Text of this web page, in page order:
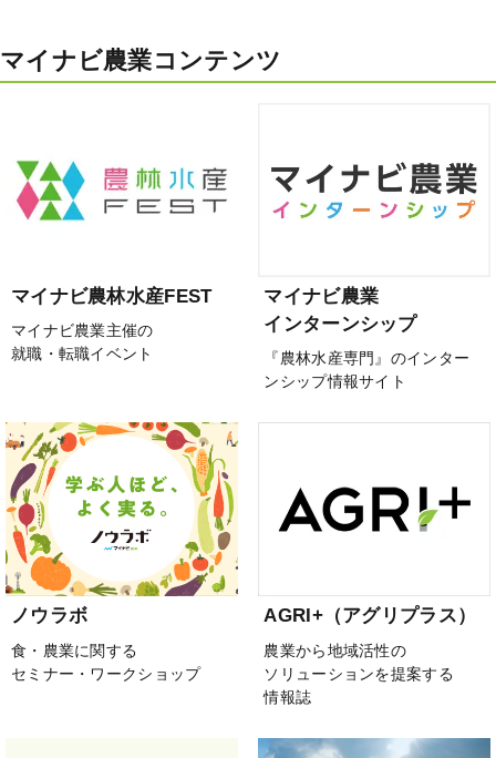
マイナビ農業コンテンツ
マイナビ農林水産FEST
マイナビ農業主催の
就職・転職イベント
マイナビ農業
インターンシップ
『農林水産専門』のインター
ンシップ情報サイト
ノウラボ
食・農業に関する
セミナー・ワークショップ
AGRI+（アグリプラス）
農業から地域活性の
ソリューションを提案する
情報誌